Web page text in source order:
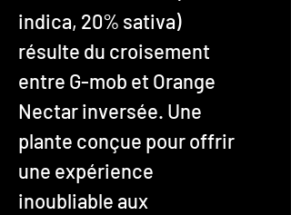
indica, 20% sativa)
résulte du croisement
entre G-mob et Orange
Nectar inversée. Une
plante conçue pour offrir
une expérience
inoubliable aux